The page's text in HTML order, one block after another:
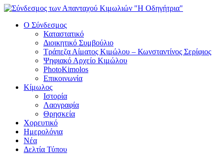
Ο Σύνδεσμος
Καταστατικό
Διοικητικό Συμβούλιο
Τράπεζα Αίματος Κιμώλου – Κωνσταντίνος Σερίφιος
Ψηφιακό Αρχείο Κιμώλου
PhotoKimolos
Επικοινωνία
Κίμωλος
Ιστορία
Λαογραφία
Θρησκεία
Χορευτικό
Ημερολόγια
Νέα
Δελτία Τύπου